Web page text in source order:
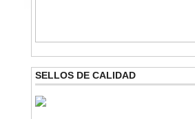
SELLOS DE CALIDAD